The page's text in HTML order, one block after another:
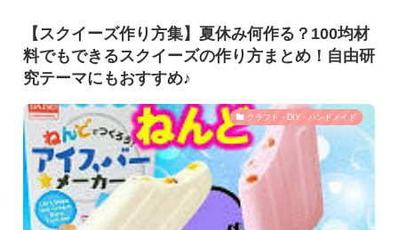
【スクイーズ作り方集】夏休み何作る？100均材
料でもできるスクイーズの作り方まとめ！自由研
究テーマにもおすすめ♪
クラフト・DIY・ハンドメイド